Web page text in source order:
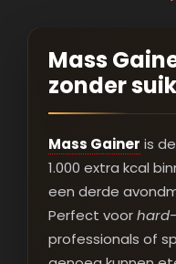
Mass
zonder
Mass Gainer is
1.000 extra kcal
een derde
Perfect voor
professionals of